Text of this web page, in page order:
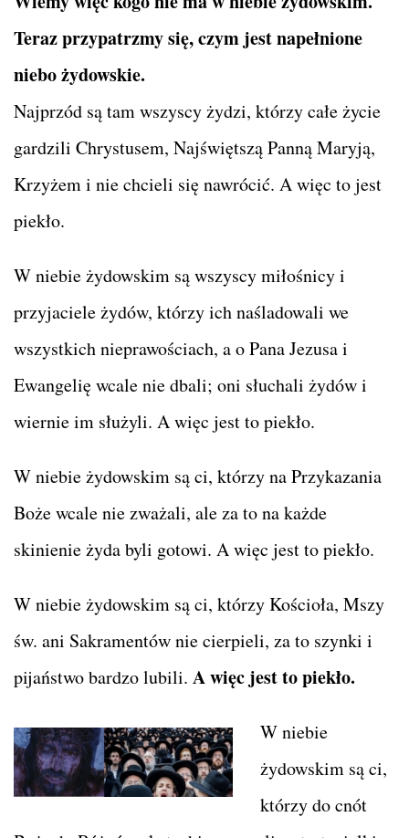
Teraz przypatrzmy się, czym jest napełnione
niebo żydowskie.
Najprzód są tam wszyscy żydzi, którzy całe życie
gardzili Chrystusem, Najświętszą Panną Maryją,
Krzyżem i nie chcieli się nawrócić. A więc to jest
piekło.
W niebie żydowskim są wszyscy miłośnicy i
przyjaciele żydów, którzy ich naśladowali we
wszystkich nieprawościach, a o Pana Jezusa i
Ewangelię wcale nie dbali; oni słuchali żydów i
wiernie im służyli. A więc jest to piekło.
W niebie żydowskim są ci, którzy na Przykazania
Boże wcale nie zważali, ale za to na każde
skinienie żyda byli gotowi. A więc jest to piekło.
W niebie żydowskim są ci, którzy Kościoła, Mszy
św. ani Sakramentów nie cierpieli, za to szynki i
pijaństwo bardzo lubili. A więc jest to piekło.
W niebie
żydowskim są ci,
którzy do cnót